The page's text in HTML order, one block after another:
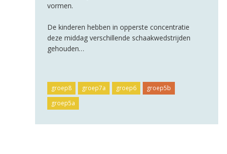
vormen.
De kinderen hebben in opperste concentratie
deze middag verschillende schaakwedstrijden
gehouden…
groep8 groep7a groep6
groep5b
groep5a